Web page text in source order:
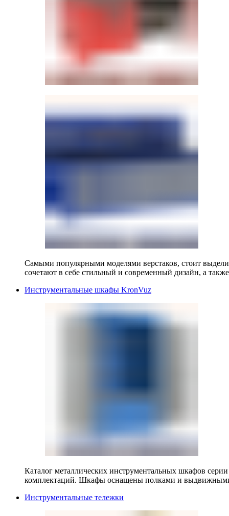
Самыми популярными моделями верстаков, стоит
сочетают в себе стильный и современный дизайн, а
Инструментальные шкафы KronVuz
Каталог металлических инструментальных шкафов
комплектаций. Шкафы оснащены полками и
Инструментальные тележки